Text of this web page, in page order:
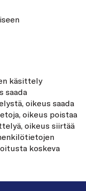
käsittely
saada
oikeus saada
oikeus poistaa
oikeus siirtää
koskeva